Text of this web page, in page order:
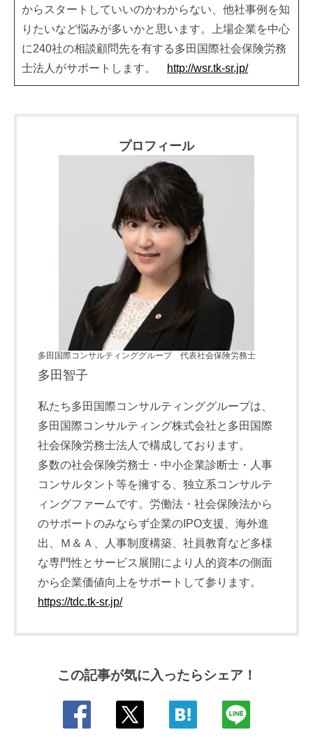
からスタートしていいのかわからない、他社事例を知
りたいなど悩みが多いかと思います。上場企業を中心
に240社の相談顧問先を有する多田国際社会保険労務
士法人がサポートします。
http://wsr.tk-sr.jp/
プロフィール
多田国際コンサルティンググループ 代表社会保険労務士
多田智子
私たち多田国際コンサルティンググループは、
多田国際コンサルティング株式会社と多田国際
社会保険労務士法人で構成しております。
多数の社会保険労務士・中小企業診断士・人事
コンサルタント等を擁する、独立系コンサルテ
ィングファームです。労働法・社会保険法から
のサポートのみならず企業のIPO支援、海外進
出、Ｍ＆Ａ、人事制度構築、社員教育など多様
な専門性とサービス展開により人的資本の側面
から企業価値向上をサポートして参ります。
https://tdc.tk-sr.jp/
この記事が気に入ったらシェア！